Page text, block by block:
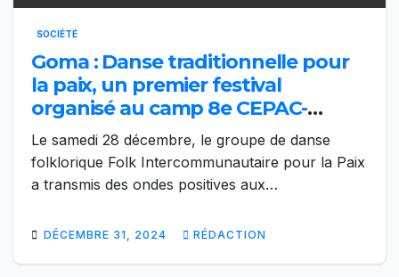
SOCIÉTÉ
Goma : Danse traditionnelle pour
la paix, un premier festival
organisé au camp 8e CEPAC-
Munigi
Le samedi 28 décembre, le groupe de danse
folklorique Folk Intercommunautaire pour la Paix
a transmis des ondes positives aux…
DÉCEMBRE 31, 2024 RÉDACTION